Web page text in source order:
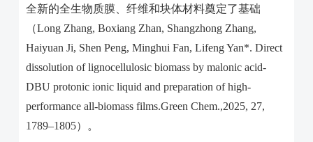
全新的全生物质膜、纤维和块体材料奠定了基础
（Long Zhang, Boxiang Zhan, Shangzhong Zhang,
Haiyuan Ji, Shen Peng, Minghui Fan, Lifeng Yan*. Direct
dissolution of lignocellulosic biomass by malonic acid-
DBU protonic ionic liquid and preparation of high-
performance all-biomass films.Green Chem.,2025, 27,
1789–1805）。